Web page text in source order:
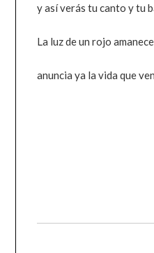
y así verás tu canto y tu
La luz de un rojo
anuncia ya la vida que